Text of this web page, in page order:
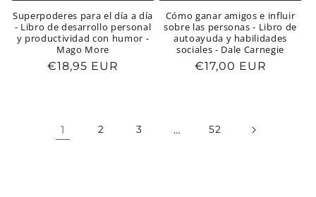
Superpoderes para el día a día
- Libro de desarrollo personal
y productividad con humor -
Mago More
Precio
€18,95 EUR
Cómo ganar amigos e influir
sobre las personas - Libro de
autoayuda y habilidades
sociales - Dale Carnegie
Precio
€17,00 EUR
1 2 3 … 52